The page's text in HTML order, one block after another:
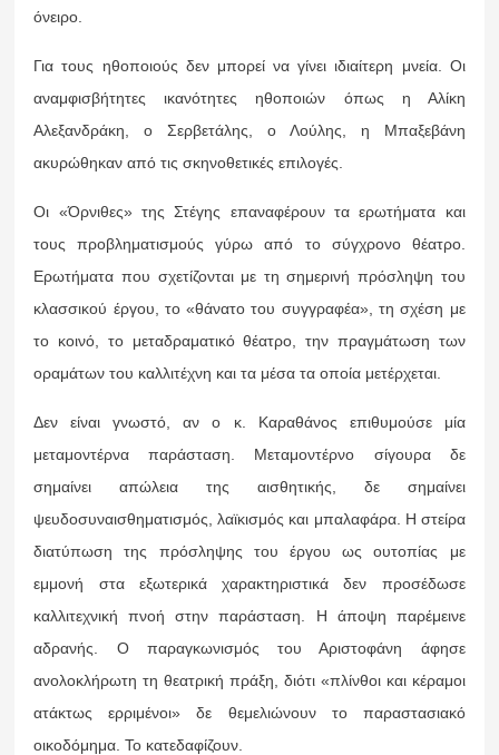
όνειρο.
Για τους ηθοποιούς δεν μπορεί να γίνει ιδιαίτερη μνεία. Οι
αναμφισβήτητες ικανότητες ηθοποιών όπως η Αλίκη
Αλεξανδράκη, ο Σερβετάλης, ο Λούλης, η Μπαξεβάνη
ακυρώθηκαν από τις σκηνοθετικές επιλογές.
Οι «Όρνιθες» της Στέγης επαναφέρουν τα ερωτήματα και
τους προβληματισμούς γύρω από το σύγχρονο θέατρο.
Ερωτήματα που σχετίζονται με τη σημερινή πρόσληψη του
κλασσικού έργου, το «θάνατο του συγγραφέα», τη σχέση με
το κοινό, το μεταδραματικό θέατρο, την πραγμάτωση των
οραμάτων του καλλιτέχνη και τα μέσα τα οποία μετέρχεται.
Δεν είναι γνωστό, αν ο κ. Καραθάνος επιθυμούσε μία
μεταμοντέρνα παράσταση. Μεταμοντέρνο σίγουρα δε
σημαίνει απώλεια της αισθητικής, δε σημαίνει
ψευδοσυναισθηματισμός, λαϊκισμός και μπαλαφάρα. Η στείρα
διατύπωση της πρόσληψης του έργου ως ουτοπίας με
εμμονή στα εξωτερικά χαρακτηριστικά δεν προσέδωσε
καλλιτεχνική πνοή στην παράσταση. Η άποψη παρέμεινε
αδρανής. Ο παραγκωνισμός του Αριστοφάνη άφησε
ανολοκλήρωτη τη θεατρική πράξη, διότι «πλίνθοι και κέραμοι
ατάκτως ερριμένοι» δε θεμελιώνουν το παραστασιακό
οικοδόμημα. Το κατεδαφίζουν.